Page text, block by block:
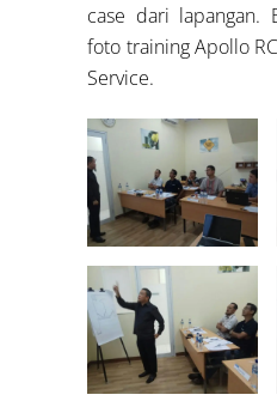
case dari lapangan.
foto training Apollo
Service.